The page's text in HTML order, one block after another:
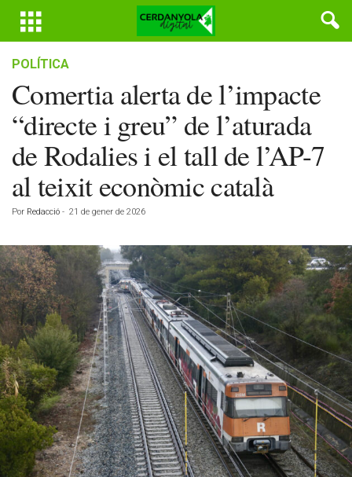
POLÍTICA
Comertia alerta de l’impacte
“directe i greu” de l’aturada
de Rodalies i el tall de l’AP-7
al teixit econòmic català
Por Redacció - 21 de gener de 2026